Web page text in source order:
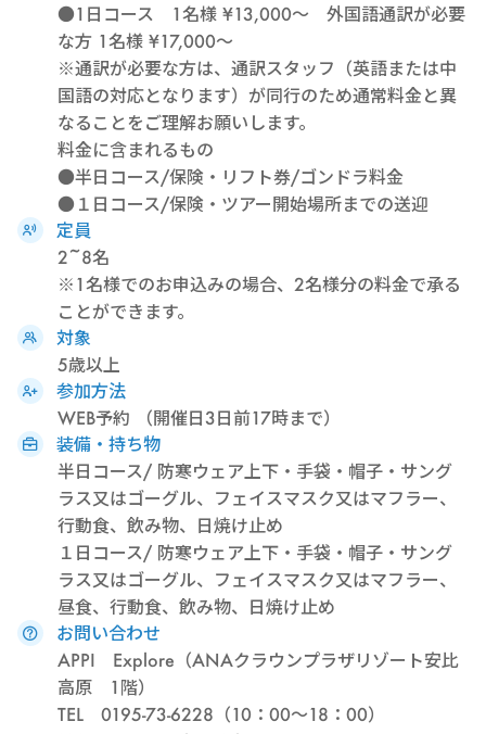
●1日コース 1名様 ¥13,000～ 外国語通訳が必要
な方 1名様 ¥17,000～
※通訳が必要な方は、通訳スタッフ（英語または中
国語の対応となります）が同行のため通常料金と異
なることをご理解お願いします。
料金に含まれるもの
●半日コース/保険・リフト券/ゴンドラ料金
●１日コース/保険・ツアー開始場所までの送迎
定員
2~8名
※1名様でのお申込みの場合、2名様分の料金で承る
ことができます。
対象
5歳以上
参加方法
WEB予約 （開催日3日前17時まで）
装備・持ち物
半日コース/ 防寒ウェア上下・手袋・帽子・サング
ラス又はゴーグル、フェイスマスク又はマフラー、
行動食、飲み物、日焼け止め
１日コース/ 防寒ウェア上下・手袋・帽子・サング
ラス又はゴーグル、フェイスマスク又はマフラー、
昼食、行動食、飲み物、日焼け止め
お問い合わせ
APPI Explore（ANAクラウンプラザリゾート安比
高原 1階）
TEL 0195-73-6228（10：00～18：00）